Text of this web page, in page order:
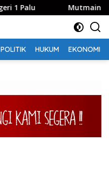
Mutmainah Korona
POLITIK HUKUM EKONOMI